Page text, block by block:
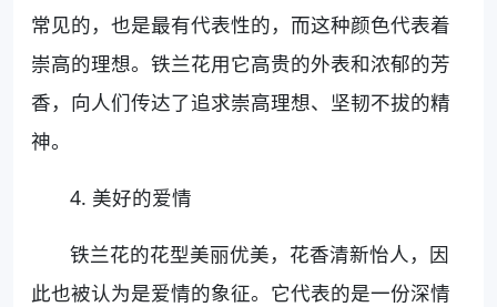
常见的，也是最有代表性的，而这种颜色代表着
崇高的理想。铁兰花用它高贵的外表和浓郁的芳
香，向人们传达了追求崇高理想、坚韧不拔的精
神。
4. 美好的爱情
铁兰花的花型美丽优美，花香清新怡人，因
此也被认为是爱情的象征。它代表的是一份深情